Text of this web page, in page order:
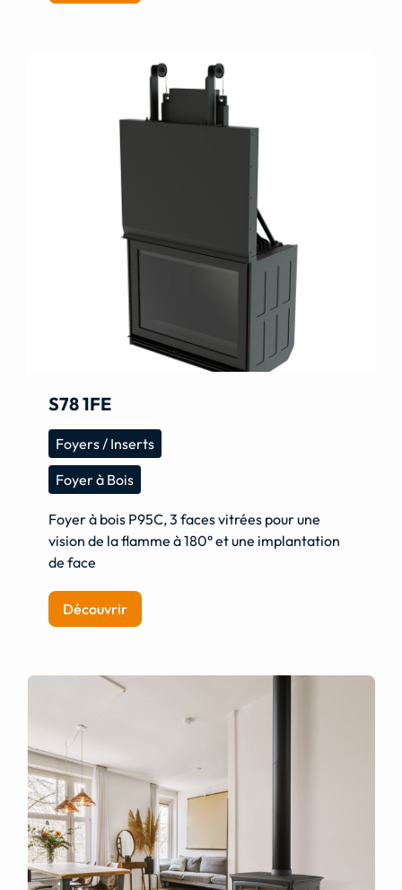
S78 1FE
Foyers / Inserts
Foyer à Bois
Foyer à bois P95C, 3 faces vitrées pour une
vision de la flamme à 180° et une implantation
de face
Découvrir